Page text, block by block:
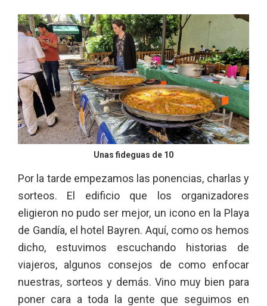
Unas fideguas de 10
Por la tarde empezamos las ponencias, charlas y
sorteos. El edificio que los organizadores
eligieron no pudo ser mejor, un icono en la Playa
de Gandía, el hotel Bayren. Aquí, como os hemos
dicho, estuvimos escuchando historias de
viajeros, algunos consejos de como enfocar
nuestras, sorteos y demás. Vino muy bien para
poner cara a toda la gente que seguimos en